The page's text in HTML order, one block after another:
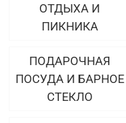
ОТДЫХА И
ПИКНИКА
ПОДАРОЧНАЯ
ПОСУДА И БАРНОЕ
СТЕКЛО